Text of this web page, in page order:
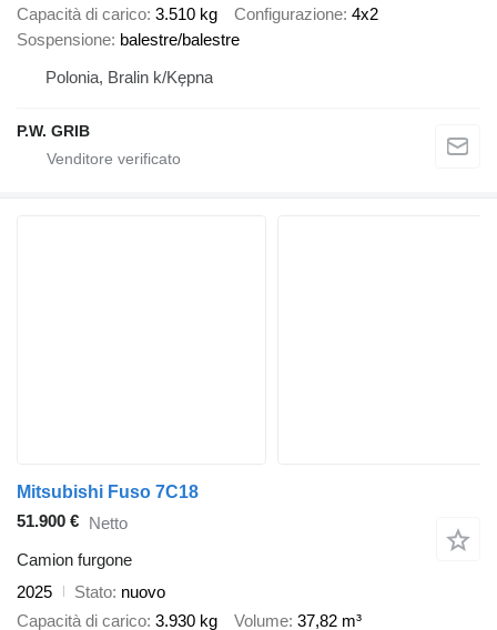
Capacità di carico 3.510 kg Configurazione 4x2
Sospensione balestre/balestre
Polonia, Bralin k/Kępna
P.W. GRIB
Mitsubishi Fuso 7C18
51.900 € Netto
Camion furgone
2025
Stato nuovo
Capacità di carico 3.930 kg Volume 37,82 m³